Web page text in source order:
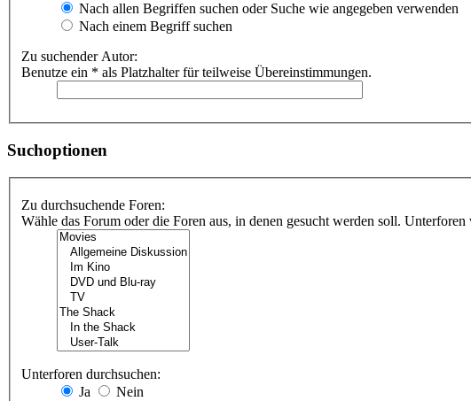
Nach allen Begriffen suchen oder Suche wie angegeben verwenden
Nach einem Begriff suchen
Zu suchender Autor:
Benutze ein * als Platzhalter für teilweise Übereinstimmungen.
Suchoptionen
Zu durchsuchende Foren:
Wähle das Forum oder die Foren aus, in denen gesucht werden soll.
Unterforen durchsuchen:
Ja
Nein